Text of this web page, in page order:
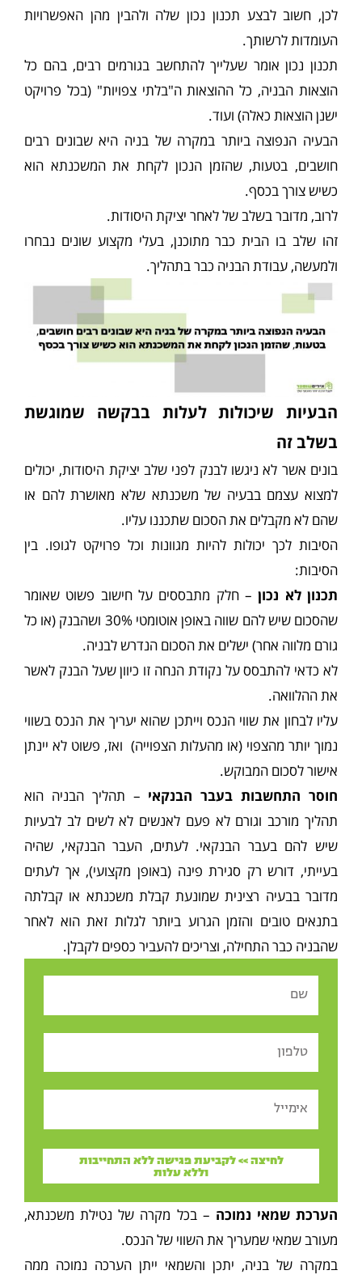
לכן, חשוב לבצע תכנון נכון שלה ולהבין מהן האפשרויות
העומדות לרשותך.
תכנון נכון אומר שעלייך להתחשב בגורמים רבים, בהם כל
הוצאות הבניה, כל ההוצאות ה"בלתי צפויות" (בכל פרויקט
ישנן הוצאות כאלה) ועוד.
הבעיה הנפוצה ביותר במקרה של בניה היא שבונים רבים
חושבים, בטעות, שהזמן הנכון לקחת את המשכנתא הוא
כשיש צורך בכסף.
לרוב, מדובר בשלב של לאחר יציקת היסודות.
זהו שלב בו הבית כבר מתוכנן, בעלי מקצוע שונים נבחרו
ולמעשה, עבודת הבניה כבר בתהליך.
הבעיות שיכולות לעלות בבקשה שמוגשת
בשלב זה
בונים אשר לא ניגשו לבנק לפני שלב יציקת היסודות, יכולים
למצוא עצמם בבעיה של משכנתא שלא מאושרת להם או
שהם לא מקבלים את הסכום שתכננו עליו.
הסיבות לכך יכולות להיות מגוונות וכל פרויקט לגופו. בין
הסיבות:
תכנון לא נכון– חלק מתבססים על חישוב פשוט שאומר
שהסכום שיש להם שווה באופן אוטומטי 30% ושהבנק (או כל
גורם מלווה אחר) ישלים את הסכום הנדרש לבניה.
לא כדאי להתבסס על נקודת הנחה זו כיוון שעל הבנק לאשר
את ההלוואה.
עליו לבחון את שווי הנכס וייתכן שהוא יעריך את הנכס בשווי
נמוך יותר מהצפוי (או מהעלות הצפוייה) ואז, פשוט לא יינתן
אישור לסכום המבוקש.
חוסר התחשבות בעבר הבנקאי – תהליך הבניה הוא
תהליך מורכב וגורם לא פעם לאנשים לא לשים לב לבעיות
שיש להם בעבר הבנקאי. לעתים, העבר הבנקאי, שהיה
בעייתי, דורש רק סגירת פינה (באופן מקצועי), אך לעתים
מדובר בבעיה רצינית שמונעת קבלת משכנתא או קבלתה
בתנאים טובים והזמן הגרוע ביותר לגלות זאת הוא לאחר
שהבניה כבר התחילה, וצריכים להעביר כספים לקבלן.
לחיצה >> לקביעת פגישה ללא התחייבות
וללא עלות
הערכת שמאי נמוכה – בכל מקרה של נטילת משכנתא,
מעורב שמאי שמעריך את השווי של הנכס.
במקרה של בניה, יתכן והשמאי ייתן הערכה נמוכה ממה